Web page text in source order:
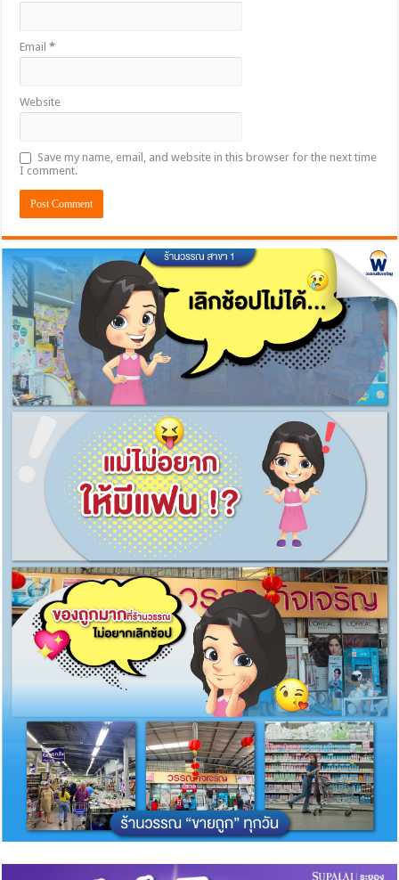
Email*
Website
Save my name, email, and website in this browser for the next time
I comment.